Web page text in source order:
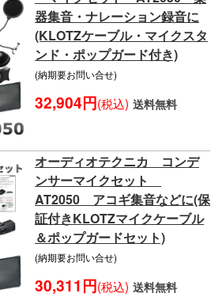
器集音・ナレーション録音に
(KLOTZケーブル・マイクスタ
ンド・ポップガード付き)
(納期要お問い合せ)
32,904円(税込) 送料無料
オーディオテクニカ コンデ
ンサーマイクセット
AT2050 アコギ集音などに(保
証付きKLOTZマイクケーブル
＆ポップガードセット)
(納期要お問い合せ)
30,311円(税込) 送料無料